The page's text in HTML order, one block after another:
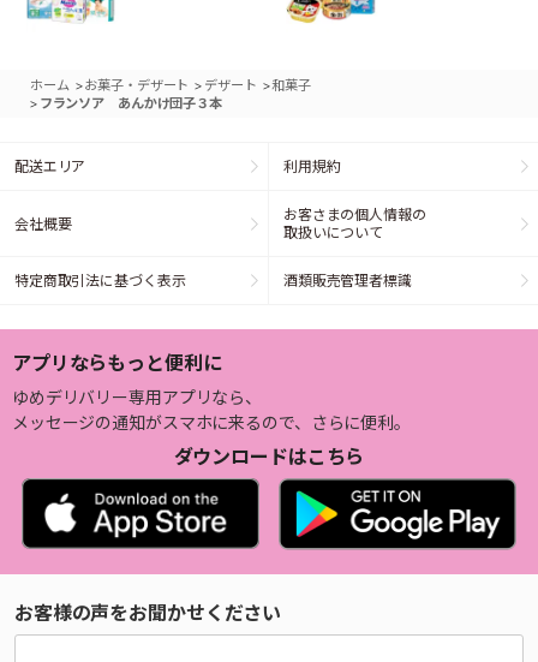
ホーム >お菓子・デザート > デザート >和菓子
> フランソア あんかけ団子３本
配送エリア 利用規約
会社概要
お客さまの個人情報の
取扱いについて
特定商取引法に基づく表示 酒類販売管理者標識
アプリならもっと便利に
ゆめデリバリー専用アプリなら、
メッセージの通知がスマホに来るので、さらに便利。
ダウンロードはこちら
お客様の声をお聞かせください